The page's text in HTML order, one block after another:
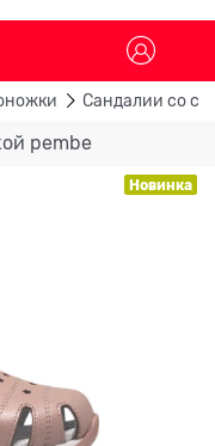
Сандалии со
pembe
Новинка